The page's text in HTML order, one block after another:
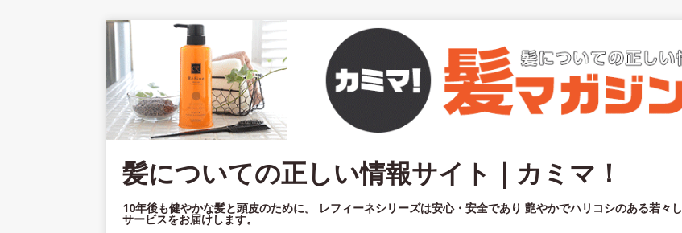
髪についての正しい情報サイト｜カミマ！
10年後も健やかな髪と頭皮のために。 レフィーネシリーズは安心・安全であり 艶やかでハリコシのある若々
サービスをお届けします。